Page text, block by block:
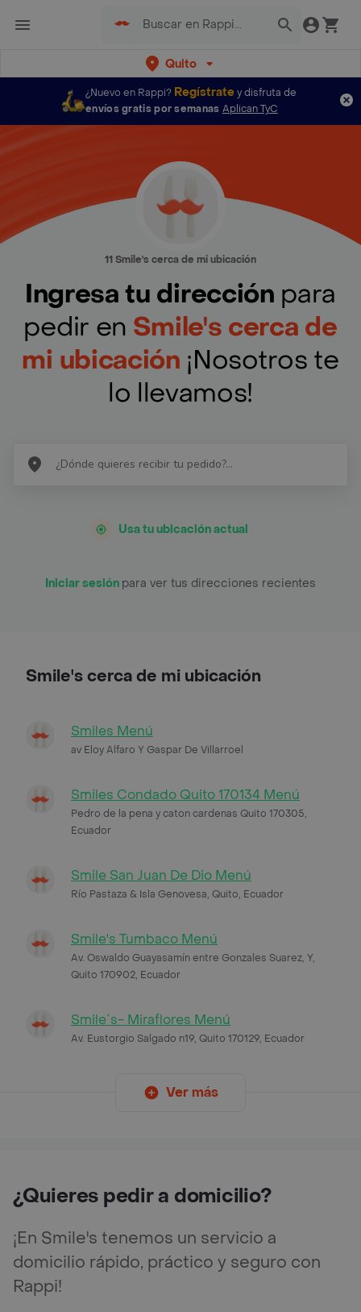
Quito
¿Nuevo en Rappi? Regístratey disfruta de
envíos gratis por semanas Aplican TyC
11 Smile's cerca de mi ubicación
Ingresa tu dirección para
pedir en Smile's cerca de
mi ubicación ¡Nosotros te
lo llevamos!
Usa tu ubicación actual
Iniciar sesión para ver tus direcciones recientes
Smile's cerca de mi ubicación
Smiles Menú
av Eloy Alfaro Y Gaspar De Villarroel
Smiles Condado Quito 170134 Menú
Pedro de la pena y caton cardenas Quito 170305,
Ecuador
Smile San Juan De Dio Menú
Río Pastaza & Isla Genovesa, Quito, Ecuador
Smile's Tumbaco Menú
Av. Oswaldo Guayasamín entre Gonzales Suarez, Y,
Quito 170902, Ecuador
Smile´s- Miraflores Menú
Av. Eustorgio Salgado n19, Quito 170129, Ecuador
Ver más
¿Quieres pedir a domicilio?
¡En Smile's tenemos un servicio a
domicilio rápido, práctico y seguro con
Rappi!